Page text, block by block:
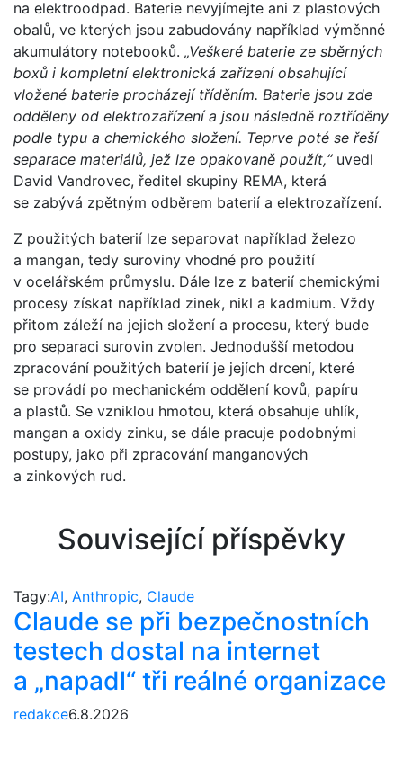
na elektroodpad. Baterie nevyjímejte ani z plastových
obalů, ve kterých jsou zabudovány například výměnné
akumulátory notebooků. „Veškeré baterie ze sběrných
boxů i kompletní elektronická zařízení obsahující
vložené baterie procházejí tříděním. Baterie jsou zde
odděleny od elektrozařízení a jsou následně roztříděny
podle typu a chemického složení. Teprve poté se řeší
separace materiálů, jež lze opakovaně použít,“uvedl
David Vandrovec, ředitel skupiny REMA, která
se zabývá zpětným odběrem baterií a elektrozařízení.
Z použitých baterií lze separovat například železo
a mangan, tedy suroviny vhodné pro použití
v ocelářském průmyslu. Dále lze z baterií chemickými
procesy získat například zinek, nikl a kadmium. Vždy
přitom záleží na jejich složení a procesu, který bude
pro separaci surovin zvolen. Jednodušší metodou
zpracování použitých baterií je jejích drcení, které
se provádí po mechanickém oddělení kovů, papíru
a plastů. Se vzniklou hmotou, která obsahuje uhlík,
mangan a oxidy zinku, se dále pracuje podobnými
postupy, jako při zpracování manganových
a zinkových rud.
Související příspěvky
Tagy:AI, Anthropic, Claude
Claude se při bezpečnostních
testech dostal na internet
a „napadl“ tři reálné organizace
redakce6.8.2026